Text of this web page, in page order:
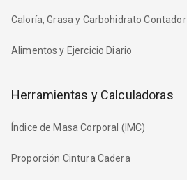
Caloría, Grasa y Carbohidrato Contador
Alimentos y Ejercicio Diario
Herramientas y Calculadoras
Índice de Masa Corporal (IMC)
Proporción Cintura Cadera